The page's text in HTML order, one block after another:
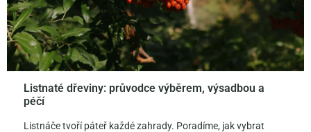
Listnaté dřeviny: průvodce výběrem, výsadbou a
péčí
Listnáče tvoří páteř každé zahrady. Poradíme, jak vybrat